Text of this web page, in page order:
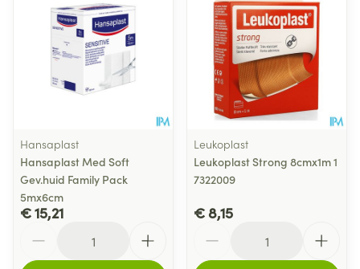
Hansaplast
Hansaplast Med Soft
Gev.huid Family Pack
5mx6cm
€ 15,21
Leukoplast
Leukoplast Strong 8cmx1m 1
7322009
€ 8,15